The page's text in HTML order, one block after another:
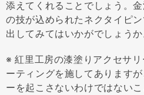
添えてくれることでしょう。
の技が込められたネクタイピ
出してみてはいかがでしょうか
※ 紅里工房の漆塗りアクセサ
ーティングを施してあります
ーを起こさないわけではない